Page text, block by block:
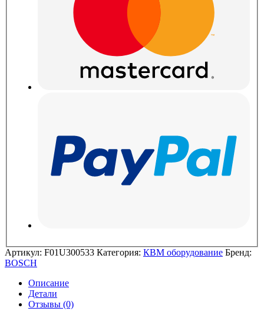
Артикул: F01U300533 Категория: КВМ оборудование Бренд:
BOSCH
Описание
Детали
Отзывы (0)